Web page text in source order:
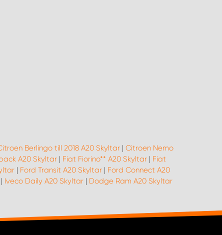
Berlingo till 2018 A20 Skyltar| Citroen Nemo
A20 Skyltar| Fiat Fiorino** A20 Skyltar| Fiat
| Ford Transit A20 Skyltar| Ford Connect A20
Iveco Daily A20 Skyltar| Dodge Ram A20 Skyltar